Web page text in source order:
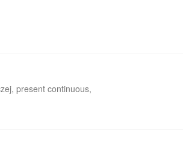
present continuous,